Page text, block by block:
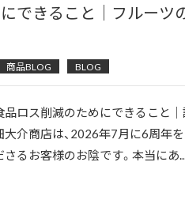
できること｜フルーツ
商品BLOG BLOG
品ロス削減のためにできること
大介商店は、2026年7月に6周年
さるお客様のお陰です。本当にあ